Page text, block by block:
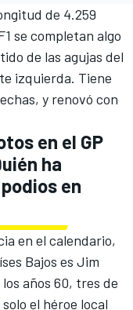
de 4.259
se completan algo
de las agujas del
izquierda. Tiene
y renovó con
en el GP
ha
en
en el calendario,
Bajos es Jim
años 60, tres de
el héroe local